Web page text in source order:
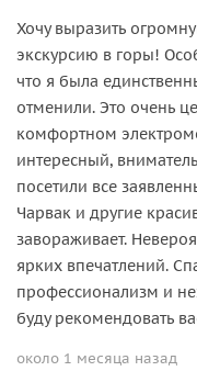
Хочу выразить
экскурсию в горы!
что я была
отменили. Это очень
комфортном
интересный,
посетили все
Чарвак и другие
завораживает.
ярких впечатлений.
профессионализм и
буду рекомендовать
около 1 месяца назад